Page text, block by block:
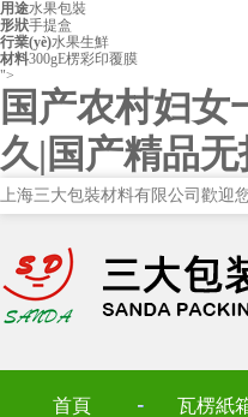
用途水果包裝
形狀手提盒
行業(yè)水果生鮮
材料300gE楞彩印覆膜
">
国产农村妇
久|国产精品
上海三大包裝材料有限公司歡迎您
首頁 瓦楞紙